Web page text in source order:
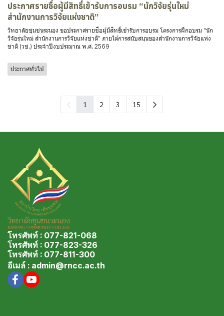
ประกาศรายชื่อผู้มีสิทธิ์เข้ารับการอบรม “นักวิจัยรุ่นใหม่
สำนักงานการวิจัยแห่งชาติ”
วิทยาลัยชุมชนระนอง ขอประกาศรายชื่อผู้มีสิทธิ์เข้ารับการอบรม โครงการฝึกอบรม “นัก
วิจัยรุ่นใหม่ สำนักงานการวิจัยแห่งชาติ” ภายใต้การสนับสนุนของสำนักงานการวิจัยแห่ง
ชาติ (วช.) ประจำปีงบประมาณ พ.ศ. 2569
ประกาศทั่วไป
1 2 3 15
โทรศัพท์ : 077-821-068
โทรศัพท์ : 077-823-326
โทรศัพท์ : 077-811-300
อีเมล์ : admin@rncc.ac.th